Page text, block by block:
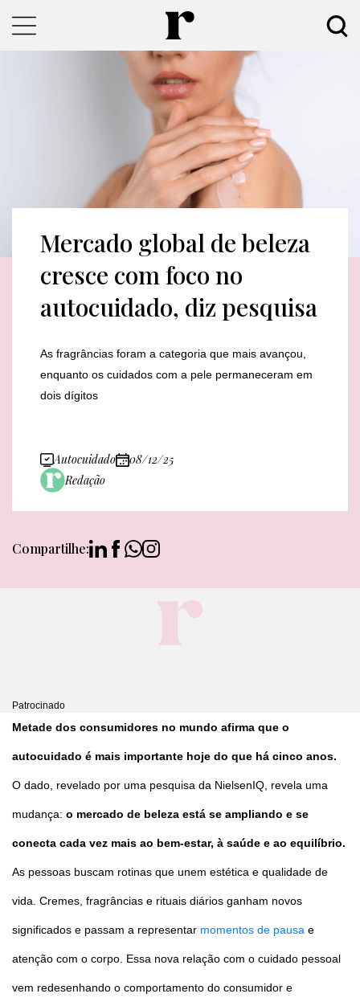
Mercado global de beleza
cresce com foco no
autocuidado, diz pesquisa
As fragrâncias foram a categoria que mais avançou,
enquanto os cuidados com a pele permaneceram em
dois dígitos
Autocuidado
08/12/25
Redação
Compartilhe:
Patrocinado
Metade dos consumidores no mundo afirma que o
autocuidado é mais importante hoje do que há cinco anos.
O dado, revelado por uma pesquisa da NielsenIQ, revela uma
mudança: o mercado de beleza está se ampliando e se
conecta cada vez mais ao bem-estar, à saúde e ao equilíbrio.
As pessoas buscam rotinas que unem estética e qualidade de
vida. Cremes, fragrâncias e rituais diários ganham novos
significados e passam a representar momentos de pausa e
atenção com o corpo. Essa nova relação com o cuidado pessoal
vem redesenhando o comportamento do consumidor e